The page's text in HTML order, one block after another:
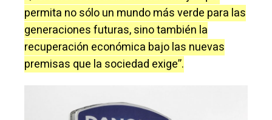
permita no sólo un mundo más verde para las
generaciones futuras, sino también la
recuperación económica bajo las nuevas
premisas que la sociedad exige”.